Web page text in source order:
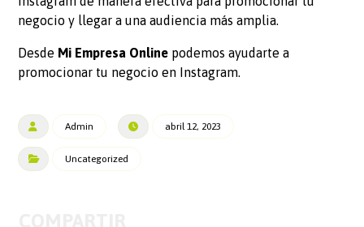
negocio y llegar a una audiencia más amplia.
Desde Mi Empresa Online podemos ayudarte a
promocionar tu negocio en Instagram.
Admin abril 12, 2023
Uncategorized